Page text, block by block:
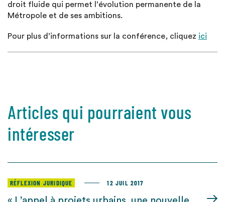
droit fluide qui permet l’évolution permanente de la
Métropole et de ses ambitions.
Pour plus d’informations sur la conférence, cliquez ici
Articles qui pourraient vous
intéresser
RÉFLEXION JURIDIQUE 12 JUIL 2017